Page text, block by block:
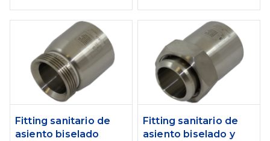
Fitting sanitario de
asiento biselado
Fitting sanitario de
asiento biselado y